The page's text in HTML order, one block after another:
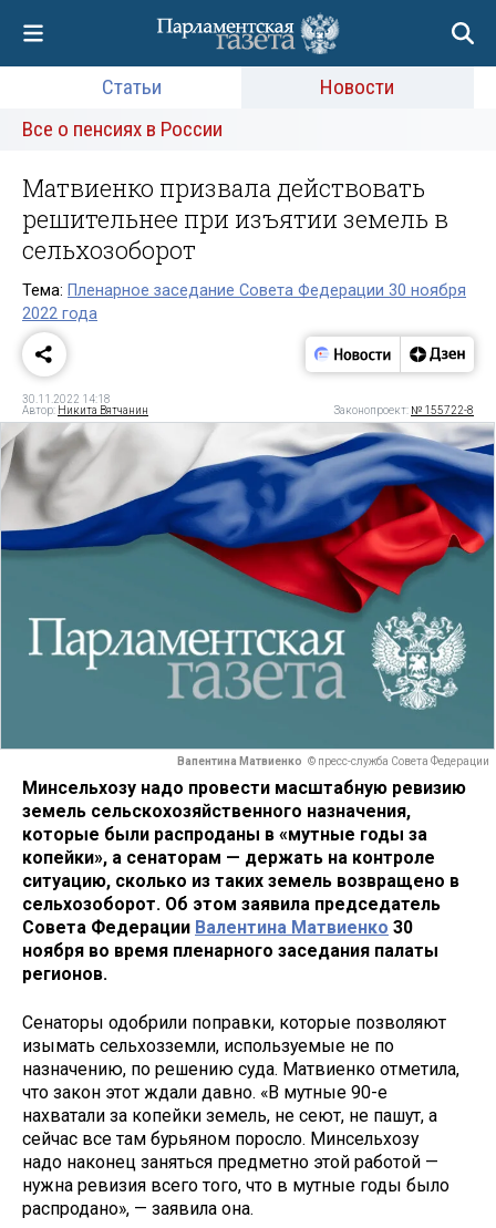
Статьи
Новости
Все о пенсиях в России
Матвиенко призвала действовать
решительнее при изъятии земель в
сельхозоборот
Тема: Пленарное заседание Совета Федерации 30 ноября
2022 года
30.11.2022 14:18
Автор: Никита Вятчанин Законопроект: № 155722-8
Вапентина Матвиенко © пресс-служба Совета Федерации
Минсельхозу надо провести масштабную ревизию
земель сельскохозяйственного назначения,
которые были распроданы в «мутные годы за
копейки», а сенаторам — держать на контроле
ситуацию, сколько из таких земель возвращено в
сельхозоборот. Об этом заявила председатель
Совета Федерации Валентина Матвиенко 30
ноября во время пленарного заседания палаты
регионов.
Сенаторы одобрили поправки, которые позволяют
изымать сельхозземли, используемые не по
назначению, по решению суда. Матвиенко отметила,
что закон этот ждали давно. «В мутные 90-е
нахватали за копейки земель, не сеют, не пашут, а
сейчас все там бурьяном поросло. Минсельхозу
надо наконец заняться предметно этой работой —
нужна ревизия всего того, что в мутные годы было
распродано», — заявила она.